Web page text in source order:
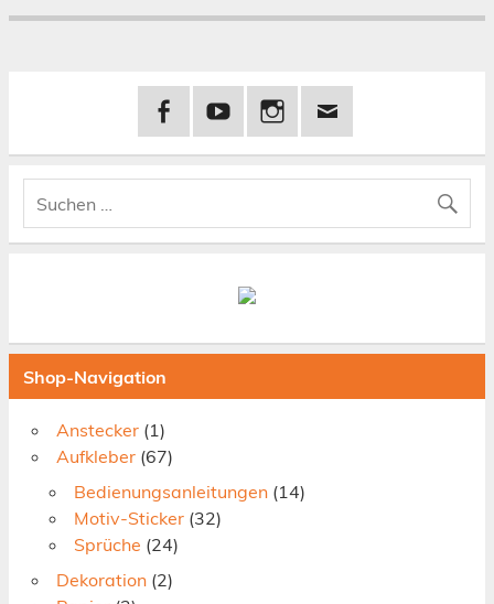
Shop-Navigation
Anstecker (1)
Aufkleber (67)
Bedienungsanleitungen (14)
Motiv-Sticker (32)
Sprüche (24)
Dekoration (2)